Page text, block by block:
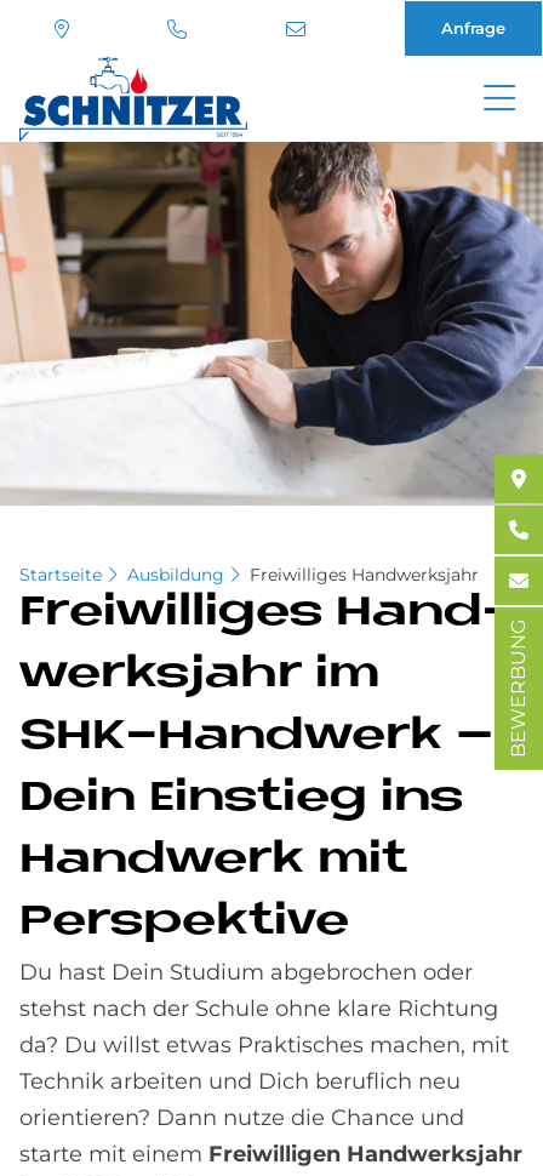
Direkt
zum
Inhalt
Anfrage
Startseite Ausbildung Freiwilliges Handwerksjahr
Frei­wil­li­ges Hand­
werks­jahr im
SHK-Hand­werk –
Dein Ein­stieg ins
Hand­werk mit
Per­spek­ti­ve
Du hast Dein Studium abgebrochen oder
stehst nach der Schule ohne klare Richtung
da? Du willst etwas Praktisches machen, mit
Technik arbeiten und Dich beruflich neu
orientieren? Dann nutze die Chance und
starte mit einem Freiwilligen Handwerksjahr
BEWERBUNG